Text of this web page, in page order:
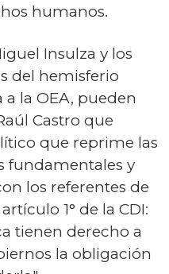
humanos.
Insulza y los
del hemisferio
la OEA, pueden
Castro que
que reprime las
fundamentales y
los referentes de
1° de la CDI:
tienen derecho a
la obligación